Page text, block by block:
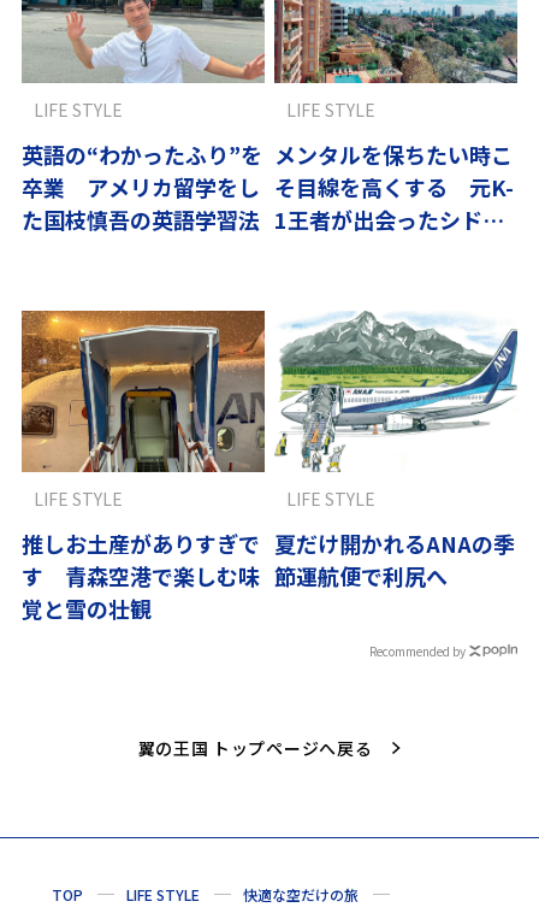
英語の“わかったふり”を
卒業 アメリカ留学をし
た国枝慎吾の英語学習法
LIFE STYLE
メンタルを保ちたい時こ
そ目線を高くする 元K-
1王者が出会ったシド
LIFE STYLE
推しお土産がありすぎで
す 青森空港で楽しむ味
覚と雪の壮観
LIFE STYLE
夏だけ開かれるANAの季
節運航便で利尻へ
LIFE STYLE
Recommended by
翼の王国 トップページへ戻る
TOP LIFE STYLE
快適な空だけの旅